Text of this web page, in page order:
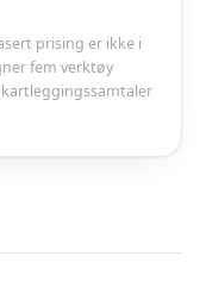
prising er ikke i
fem verktøy